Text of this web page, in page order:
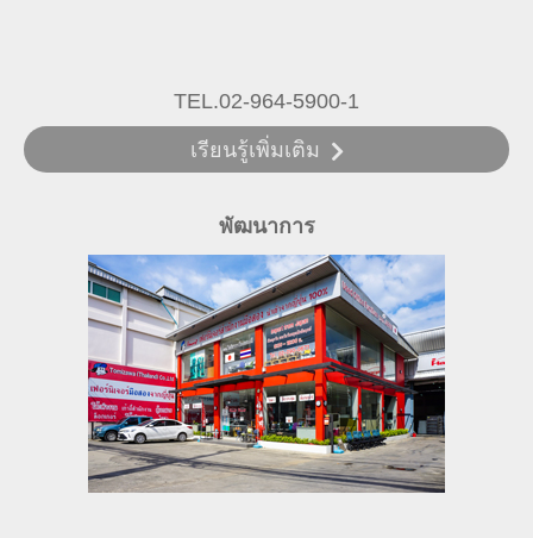
TEL.02-964-5900-1
เรียนรู้เพิ่มเติม
พัฒนาการ